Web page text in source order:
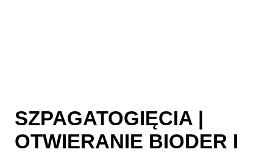
SZPAGATOGIĘCIA |
OTWIERANIE BIODER I